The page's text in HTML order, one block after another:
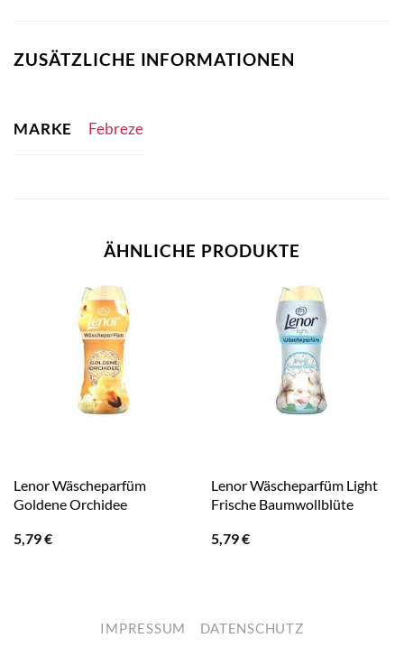
ZUSÄTZLICHE INFORMATIONEN
MARKE Febreze
ÄHNLICHE PRODUKTE
Lenor Wäscheparfüm
Goldene Orchidee
5,79€
Lenor Wäscheparfüm Light
Frische Baumwollblüte
5,79€
IMPRESSUM DATENSCHUTZ